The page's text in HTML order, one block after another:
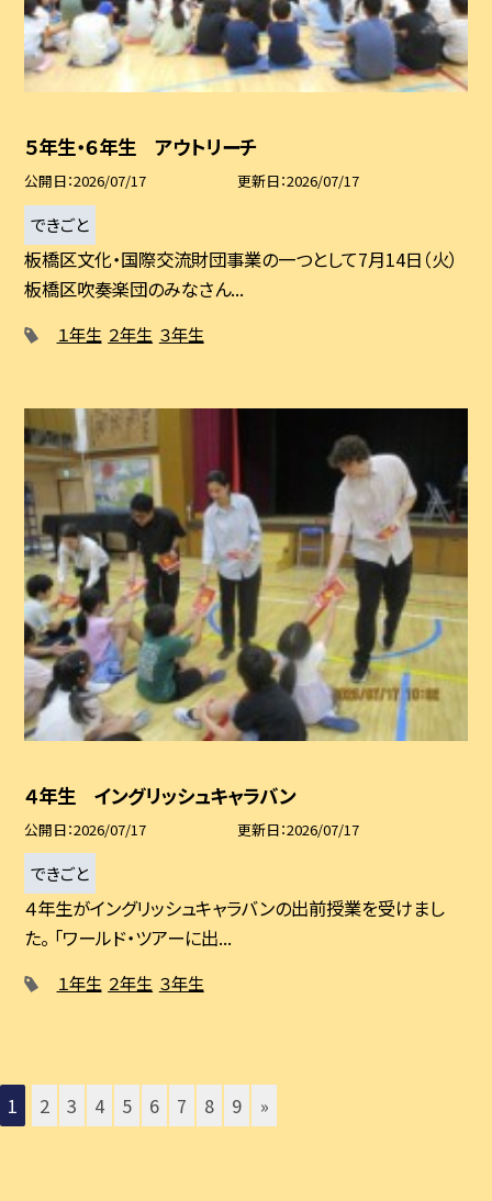
５年生・６年生 アウトリーチ
公開日 2026/07/17 更新日 2026/07/17
できごと
板橋区文化・国際交流財団事業の一つとして7月14日（火）
板橋区吹奏楽団のみなさん...
１年生 ２年生 ３年生
４年生 イングリッシュキャラバン
公開日 2026/07/17 更新日 2026/07/17
できごと
４年生がイングリッシュキャラバンの出前授業を受けまし
た。 「ワールド・ツアーに出...
１年生 ２年生 ３年生
1 2 3 4 5 6 7 8 9 »